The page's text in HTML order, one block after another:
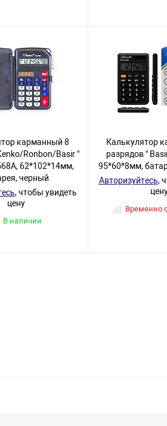
карманный 8
Ronbon/Basir "
62*102*14мм,
черный
, чтобы увидеть
цену
В наличии
Калькулятор
разрядов "
95*60*8мм,
Авторизуйтесь,
Временно